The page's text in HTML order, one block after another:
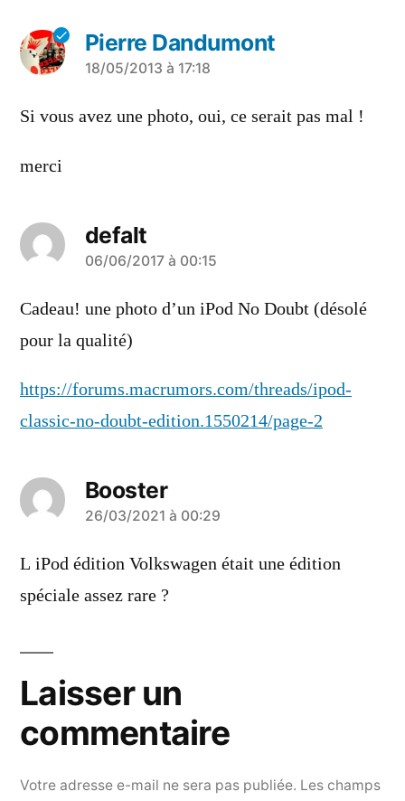
Pierre Dandumont
a
dit :
18/05/2013 à 17:18
Si vous avez une photo, oui, ce serait pas mal !
merci
defalt
a
06/06/2017 à 00:15
Cadeau! une photo d’un iPod No Doubt (désolé
pour la qualité)
https://forums.macrumors.com/threads/ipod-
classic-no-doubt-edition.1550214/page-2
Booster
a
dit :
26/03/2021 à 00:29
L iPod édition Volkswagen était une édition
spéciale assez rare ?
Laisser un
commentaire
Votre adresse e-mail ne sera pas publiée. Les champs